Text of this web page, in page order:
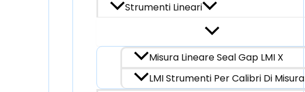
Strumenti Lineari
Misura Lineare Seal Gap LMI X
LMI Strumenti Per Calibri Di Misura